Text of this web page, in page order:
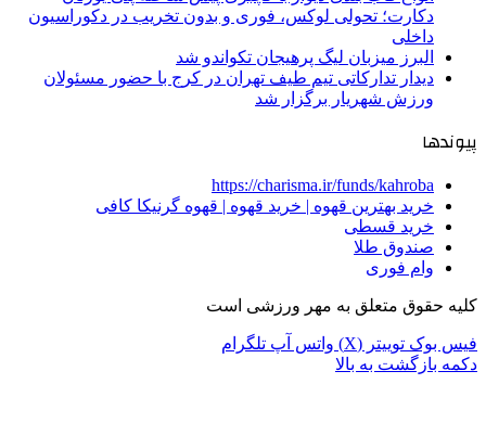
دکارت؛ تحولی لوکس، فوری و بدون تخریب در دکوراسیون
داخلی
البرز میزبان لیگ پرهیجان تکواندو شد
دیدار تدارکاتی تیم طیف تهران در کرج با حضور مسئولان
ورزش شهریار برگزار شد
پیوندها
https://charisma.ir/funds/kahroba
خرید بهترین قهوه | خرید قهوه | قهوه گرنیکا کافی
خرید قسطی
صندوق طلا
وام فوری
کلیه حقوق متعلق به مهر ورزشی است
فیس بوک توییتر (X) واتس آپ تلگرام
دکمه بازگشت به بالا